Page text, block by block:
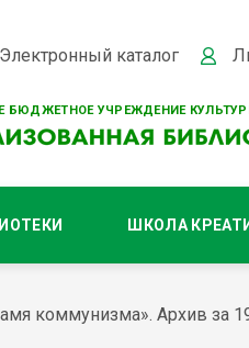
БЮДЖЕТНОЕ УЧРЕЖДЕНИЕ
Электронный каталог
ШКОЛА
коммунизма». Архив за